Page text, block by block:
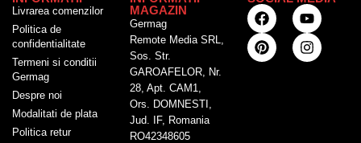
Livrarea comenzilor
Politica de
confidentialitate
Termeni si conditii
Germag
Despre noi
Modalitati de plata
Politica retur
MAGAZIN
Germag
Remote Media SRL,
Sos. Str.
GAROAFELOR, Nr.
28, Apt. CAM1,
Ors. DOMNESTI,
Jud. IF, Romania
RO42348605